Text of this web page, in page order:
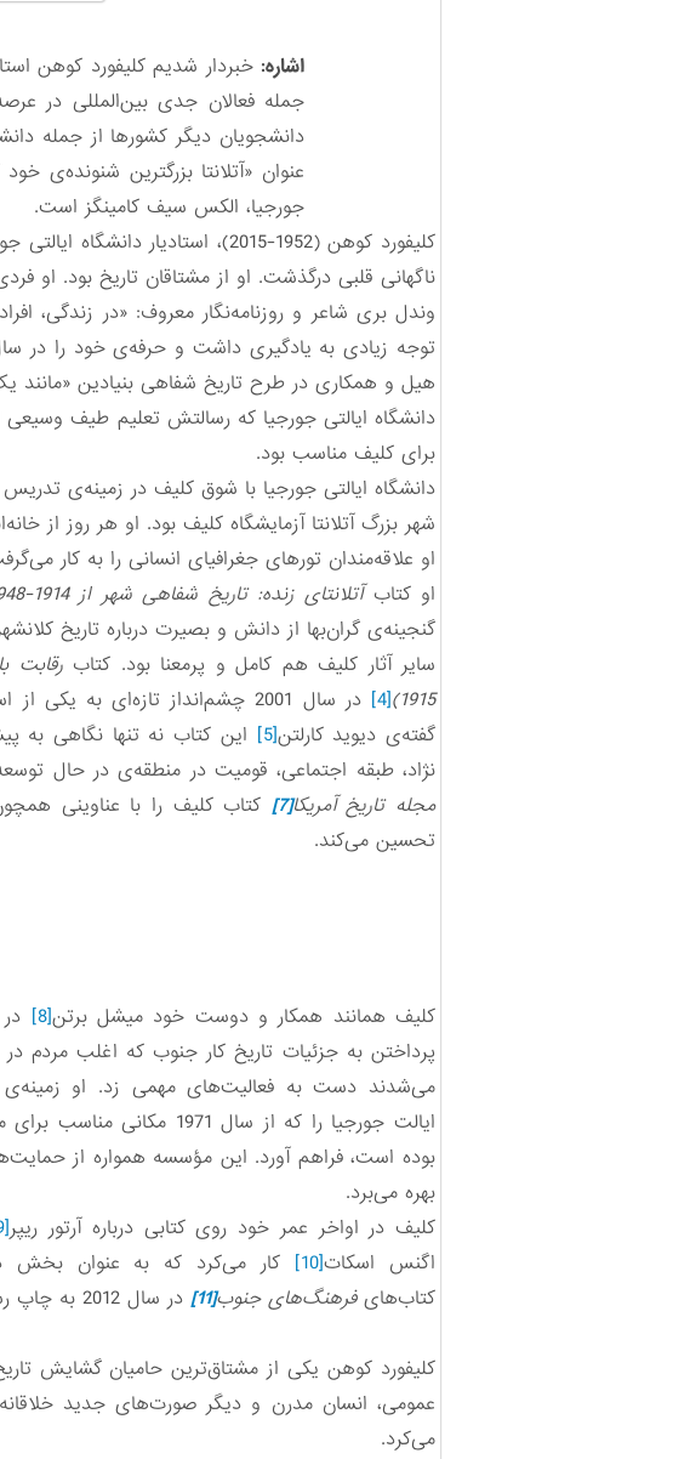
اشاره: خبردار شدیم کلیفورد کوهن
جمله فعالان جدی بین‌المللی در
دانشجویان دیگر کشورها از جمله
جورجیا، الکس سیف کامینگز است.
ناگهانی قلبی درگذشت. او از مشتاقان تاریخ بود.
وندل بری شاعر و روزنامه‌نگار معروف: «در زندگی،
هیل و همکاری در طرح تاریخ شفاهی بنیادین «مانند
دانشگاه ایالتی جورجیا که رسالتش تعلیم طیف وسیعی
برای کلیف مناسب بود.
دانشگاه ایالتی جورجیا با شوق کلیف در زمینه‌ی
شهر بزرگ آتلانتا آزمایشگاه کلیف بود. او هر روز از
او علاقه‌مندان تورهای جغرافیای انسانی را به کار
او کتابآتلانتای زنده: تاریخ شفاهی شهر از 1914-1948
گنجینه‌ی گران‌بها از دانش و بصیرت درباره تاریخ
سایر آثار کلیف هم کامل و پرمعنا بود. کتاب
1915)
[4]
در سال 2001 چشم‌انداز تازه‌ای
گفته‌ی دیوید کارلتن[5] این کتاب نه تنها نگاهی به
نژاد، طبقه اجتماعی، قومیت در منطقه‌ی در حال
مجله تاریخ آمریکا[7] کتاب کلیف را با عناوینی
تحسین می‌کند.
کلیف همانند همکار و دوست خود میشل برتن[8]
پرداختن به جزئیات تاریخ کار جنوب که اغلب مردم در
می‌شدند دست به فعالیت‌های مهمی زد. او زمینه‌ی
ایالت جورجیا را که از سال 1971
بوده است، فراهم آورد. این مؤسسه همواره از
بهره می‌برد.
کلیف در اواخر عمر خود روی کتابی درباره آرتور ریپر
اگنس اسکات[10] کار می‌کرد که به عنوان بخش
کتاب‌هایفرهنگ‌های جنوب[11] در سال 2012 به چاپ رسید.
کلیفورد کوهن یکی از مشتاق‌ترین حامیان گشایش
عمومی، انسان مدرن و دیگر صورت‌های جدید
می‌کرد.